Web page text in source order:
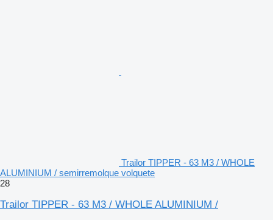
Trailor TIPPER - 63 M3 / WHOLE
ALUMINIUM / semirremolque volquete
28
Trailor TIPPER - 63 M3 / WHOLE ALUMINIUM /